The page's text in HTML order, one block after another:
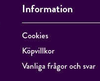
Information
Cookies
Köpvillkor
Vanliga frågor och svar